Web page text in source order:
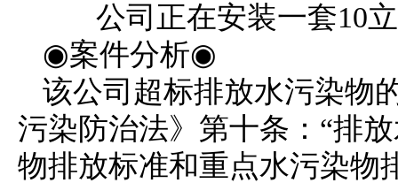
公司正在安装一套10
◉案件分析◉
该公司超标排放水污染物
污染防治法》第十条：“排
物排放标准和重点水污染物